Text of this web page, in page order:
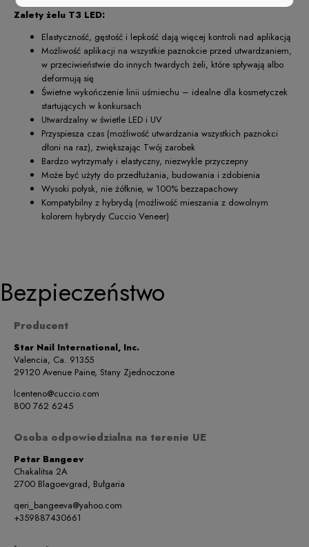
Zalety żelu T3 LED:
Elastyczność, gęstość i lepkość dają więcej kontroli nad aplikacją
Możliwość aplikacji na wszystkie paznokcie przed utwardzaniem,
w przeciwieństwie do innych twardych żeli, które spływają albo
deformują się
Świetne wykończenie linii uśmiechu – idealne dla kosmetyczek
startujących w konkursach
Utwardzalny w świetle LED i UV
Przyspiesza czas (możliwość utwardzania wszystkich paznokci
dłoni na raz), zwiększając Twój zarobek
Bardzo wytrzymały i elastyczny, niezwykle przyczepny
Może być użyty do przedłużania, budowania i zdobienia
Wysoki połysk, nie żółknie, w 100% bezzapachowy
Kompatybilny z hybrydą (możliwość mieszania z dowolnym
kolorem hybrydy Cuccio Veneer)
Bezpieczeństwo
Producent
Star Nail International, Inc.
Valencia, Ca. 91355
29120 Avenue Paine, Stany Zjednoczone
lcenteno@cuccio.com
800 762 6245
Osoba odpowiedzialna na terenie UE
Petar Bangeev
Chakalitsa 2A
2700 Blagoevgrad, Bułgaria
qeri_bangeeva@yahoo.com
+359887430661